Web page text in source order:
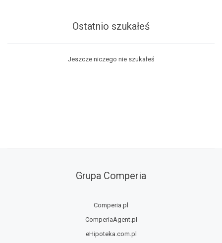
Ostatnio szukałeś
Jeszcze niczego nie szukałeś
Grupa Comperia
Comperia.pl
ComperiaAgent.pl
eHipoteka.com.pl